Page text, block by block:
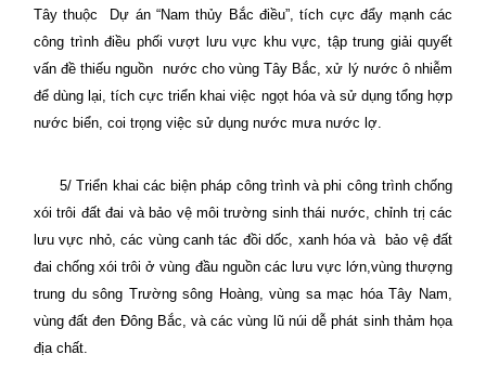
Tây thuộc
Dự án “Nam thủy Bắc điều”, tích cực đẩy mạnh các
công trình điều phối vượt lưu vực khu vực, tập trung giải quyết
vấn đề thiếu nguồn nước cho vùng Tây Bắc, xử lý nước ô nhiễm
để dùng lại, tích cực triển khai việc ngọt hóa và sử dụng tổng hợp
nước biển, coi trọng việc sử dụng nước mưa nước lợ.
5/ Triển khai các biện pháp công trình và phi công trình chống
xói trôi đất đai và bảo vệ môi trường sinh thái nước, chỉnh trị các
lưu vực nhỏ, các vùng canh tác đồi dốc, xanh hóa và
bảo vệ đất
đai chống xói trôi ở vùng đầu nguồn các lưu vực lớn,vùng thượng
trung du sông Trường sông Hoàng, vùng sa mạc hóa Tây Nam,
vùng đất đen Đông Bắc, và các vùng lũ núi dễ phát sinh thảm họa
địa chất.